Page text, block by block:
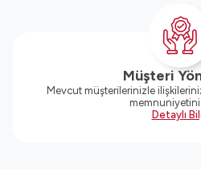
Müşteri
Mevcut müşterilerinizle
memnuniyetini
Detaylı